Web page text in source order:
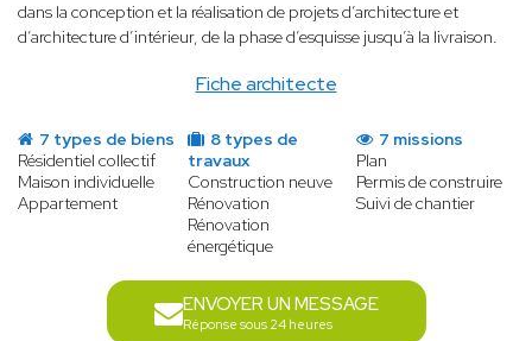
Fiche architecte
dans la conception et la réalisation de projets d’architecture et
d’architecture d’intérieur, de la phase d’esquisse jusqu’à la livraison.
7 types de biens
Résidentiel collectif
Maison individuelle
Appartement
8 types de
travaux
Construction neuve
Rénovation
Rénovation
énergétique
7 missions
Plan
Permis de construire
Suivi de chantier
ENVOYER UN MESSAGE
Réponse sous 24 heures